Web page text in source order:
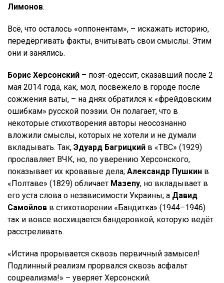
Лимонов.
Всё, что осталось «оппонентам», – искажать историю,
передёргивать факты, вчитывать свои смыслы. Этим
они и занялись.
Борис Херсонский – поэт-одессит, сказавший после 2
мая 2014 года, как, мол, посвежело в городе после
сожжения ваты, – на днях обратился к «фрейдовским
ошибкам» русской поэзии. Он полагает, что в
некоторые стихотворения авторы неосознанно
вложили смыслы, которых не хотели и не думали
вкладывать. Так, Эдуард Багрицкий в «ТВС» (1929)
прославляет ВЧК, но, по уверению Херсонского,
показывает их кровавые дела; Александр Пушкин в
«Полтаве» (1829) обличает Мазепу, но вкладывает в
его уста слова о независимости Украины; а Давид
Самойлов в стихотворении «Бандитка» (1944–1946)
так и вовсе восхищается бандеровкой, которую ведёт
расстреливать.
«Истина прорывается сквозь первичный замысел!
Подлинный реализм прорвался сквозь асфальт
соцреализма!» – уверяет Херсонский.